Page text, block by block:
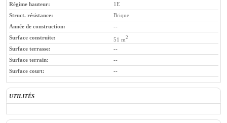
Régime hauteur:
1E
Struct. résistance:
Brique
Année de construction:
--
Surface construite:
51 m2
Surface terrasse:
--
Surface terrain:
--
Surface court:
--
UTILITÉS